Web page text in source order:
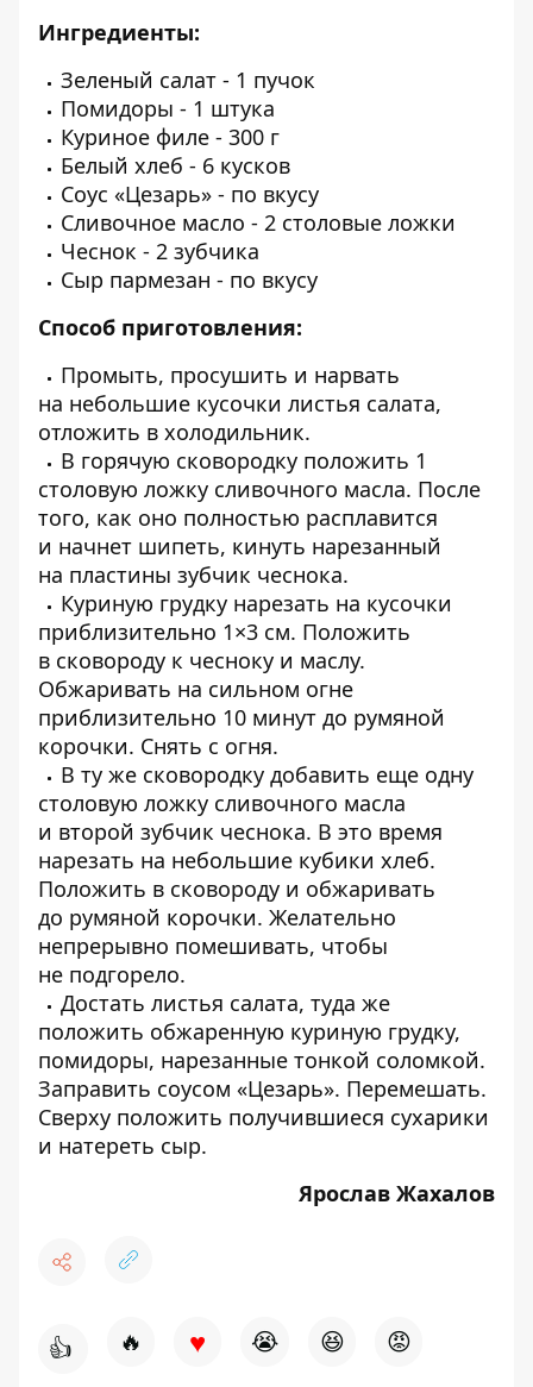
Ингредиенты:
Зеленый салат - 1 пучок
Помидоры - 1 штука
Куриное филе - 300 г
Белый хлеб - 6 кусков
Соус «Цезарь» - по вкусу
Сливочное масло - 2 столовые ложки
Чеснок - 2 зубчика
Сыр пармезан - по вкусу
Способ приготовления:
Промыть, просушить и нарвать
на небольшие кусочки листья салата,
отложить в холодильник.
В горячую сковородку положить 1
столовую ложку сливочного масла. После
того, как оно полностью расплавится
и начнет шипеть, кинуть нарезанный
на пластины зубчик чеснока.
Куриную грудку нарезать на кусочки
приблизительно 1×3 см. Положить
в сковороду к чесноку и маслу.
Обжаривать на сильном огне
приблизительно 10 минут до румяной
корочки. Снять с огня.
В ту же сковородку добавить еще одну
столовую ложку сливочного масла
и второй зубчик чеснока. В это время
нарезать на небольшие кубики хлеб.
Положить в сковороду и обжаривать
до румяной корочки. Желательно
непрерывно помешивать, чтобы
не подгорело.
Достать листья салата, туда же
положить обжаренную куриную грудку,
помидоры, нарезанные тонкой соломкой.
Заправить соусом «Цезарь». Перемешать.
Сверху положить получившиеся сухарики
и натереть сыр.
Ярослав Жахалов
👍 🔥 ♥ 😭 😆 😡